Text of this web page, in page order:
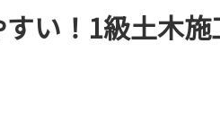
すい！1級土木